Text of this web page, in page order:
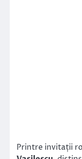
Printre invitații